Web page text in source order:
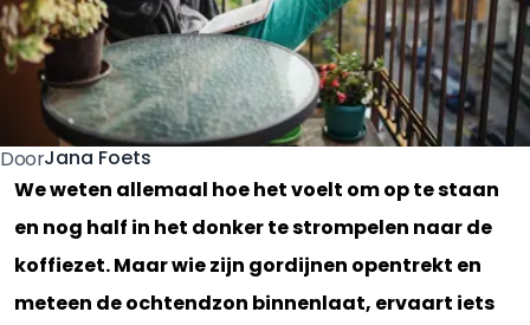
DoorJana Foets
We weten allemaal hoe het voelt om op te staan
en nog half in het donker te strompelen naar de
koffiezet. Maar wie zijn gordijnen opentrekt en
meteen de ochtendzon binnenlaat, ervaart iets